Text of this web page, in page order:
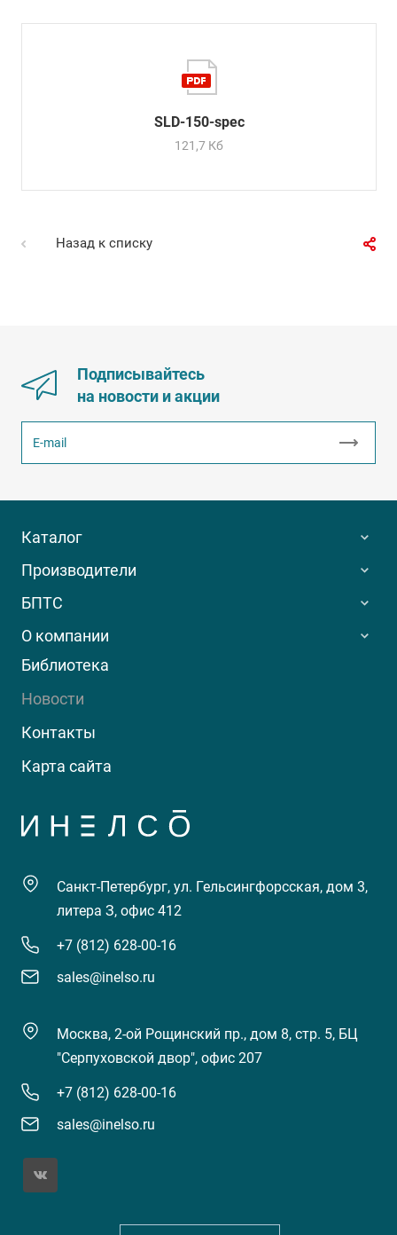
SLD-150-spec
121,7 Кб
Назад к списку
Подписывайтесь
на новости и акции
Каталог
Производители
БПТС
О компании
Библиотека
Новости
Контакты
Карта сайта
Санкт-Петербург, ул. Гельсингфорсская, дом 3,
литера З, офис 412
+7 (812) 628-00-16
sales@inelso.ru
Москва, 2-ой Рощинский пр., дом 8, стр. 5, БЦ
"Серпуховской двор", офис 207
+7 (812) 628-00-16
sales@inelso.ru